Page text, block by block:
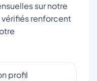
sur notre
renforcent
profil